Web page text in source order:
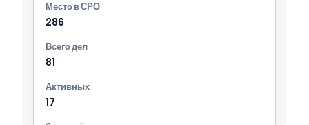
286
81
17